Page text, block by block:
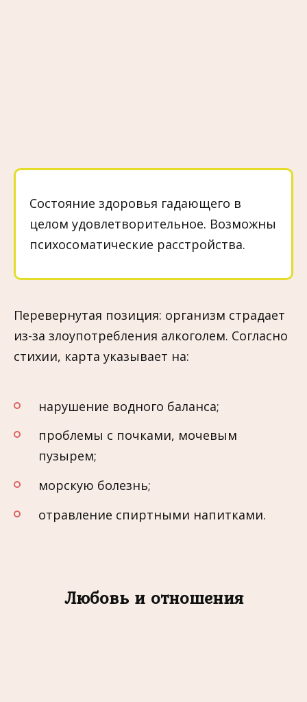
Состояние здоровья гадающего в
целом удовлетворительное. Возможны
психосоматические расстройства.
Перевернутая позиция: организм страдает
из-за злоупотребления алкоголем. Согласно
стихии, карта указывает на:
нарушение водного баланса;
проблемы с почками, мочевым
пузырем;
морскую болезнь;
отравление спиртными напитками.
Любовь и отношения